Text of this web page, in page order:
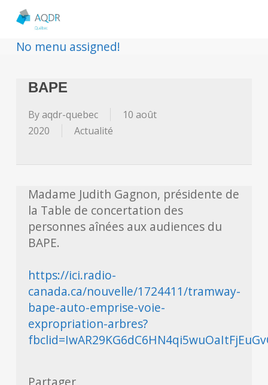
No menu assigned!
BAPE
Byaqdr-quebec
10 août
2020
Actualité
Madame Judith Gagnon, présidente de
la Table de concertation des
personnes aînées aux audiences du
BAPE.
https://ici.radio-
canada.ca/nouvelle/1724411/tramway-
bape-auto-emprise-voie-
expropriation-arbres?
Partager